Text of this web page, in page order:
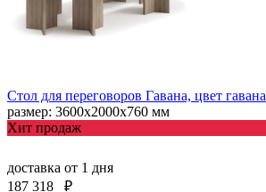
Стол для переговоров Гавана, цвет гавана
размер: 3600x2000x760 мм
Хит продаж
доставка от 1 дня
187 318
₽